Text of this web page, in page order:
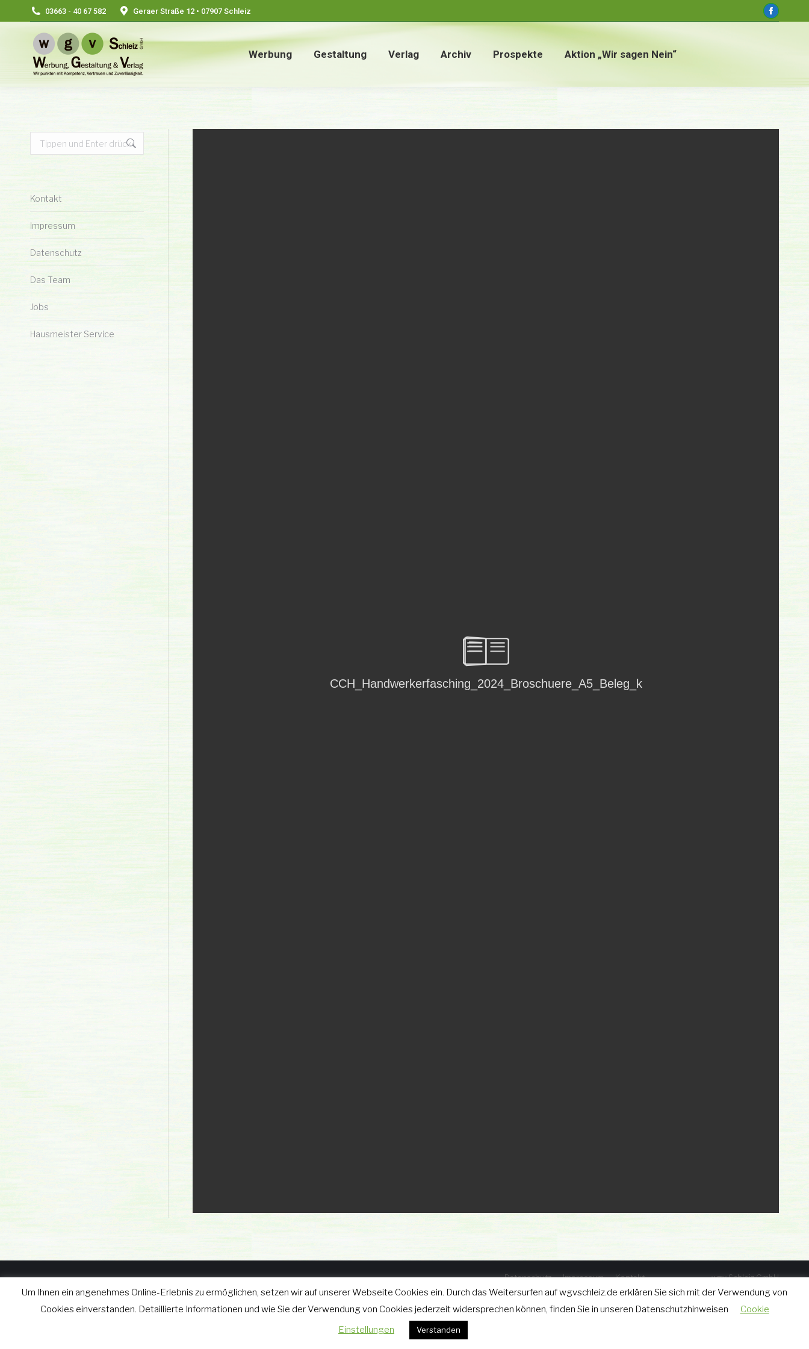
03663 - 40 67 582 Geraer Straße 12 • 07907 Schleiz
Werbung Gestaltung Verlag Archiv Prospekte Aktion „Wir sagen Nein“
Search:
Kontakt
Impressum
Datenschutz
Das Team
Jobs
Hausmeister Service
© wgv Schleiz GmbH 2019 - 2025
Datenschutz Impressum Kontakt
wgv Schleiz GmbH
Geraer Straße 12 • 07907 Schleiz
Tel.: 03663 - 40 67 582
Um Ihnen ein angenehmes Online-Erlebnis zu ermöglichen, setzen wir auf unserer Webseite Cookies ein. Durch das Weitersurfen auf wgvschleiz.de erklären Sie sich mit der Verwendung von
Cookies einverstanden. Detaillierte Informationen und wie Sie der Verwendung von Cookies jederzeit widersprechen können, finden Sie in unseren Datenschutzhinweisen
Cookie
Einstellungen
Verstanden
window